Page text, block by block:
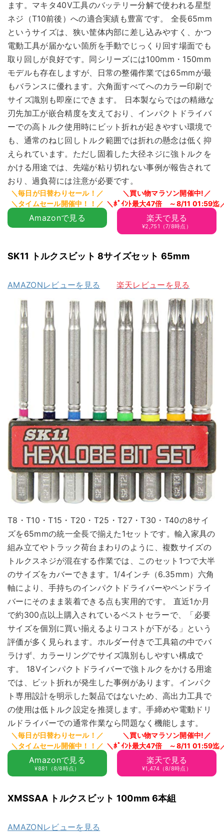
ます。マキタ40V工具のバッテリー分解で使われる星型
ネジ（T10前後）への適合実績も豊富です。 全長65mm
というサイズは、狭い筐体内部に差し込みやすく、かつ
電動工具が届かない箇所を手動でじっくり回す場面でも
取り回しが良好です。同シリーズには100mm・150mm
モデルも存在しますが、日常の整備作業では65mmが最
もバランスに優れます。六角面すべてへのカラー印刷で
サイズ識別も即座にできます。 日本製ならではの精緻な
刃先加工が嵌合精度を支えており、インパクトドライバ
ーでの高トルク使用時にビット折れが起きやすい環境で
も、通常のねじ回しトルク範囲では折れの懸念は低く抑
えられています。ただし固着した大径ネジに強トルクを
かける用途では、先端が粘り切れない事例が報告されて
おり、過負荷には注意が必要です。
Amazonで見る 楽天で見る
¥2,751（7/8時点）
SK11 トルクスビット 8サイズセット 65mm
AMAZONレビューを見る 楽天レビューを見る
T8・T10・T15・T20・T25・T27・T30・T40の8サイ
ズを65mmの統一全長で揃えた1セットです。輸入家具の
組み立てやトラック荷台まわりのように、複数サイズの
トルクスネジが混在する作業では、このセット1つで大半
のサイズをカバーできます。1/4インチ（6.35mm）六角
軸により、手持ちのインパクトドライバーやペンドライ
バーにそのまま装着できる点も実用的です。 直近1か月
で約300点以上購入されているベストセラーで、「必要
サイズを個別に買い揃えるよりコストが下がる」という
評価が多く見られます。ホルダー付きで工具箱の中でバ
ラけず、カラーリングでサイズ識別もしやすい構成で
す。 18Vインパクトドライバーで強トルクをかける用途
では、ビット折れが発生した事例があります。インパク
ト専用設計を明示した製品ではないため、高出力工具で
の使用は低トルク設定を推奨します。手締めや電動ドリ
ルドライバーでの通常作業なら問題なく機能します。
Amazonで見る
¥881（8/8時点）
楽天で見る
¥1,474（8/8時点）
XMSSAA トルクスビット 100mm 6本組
AMAZONレビューを見る